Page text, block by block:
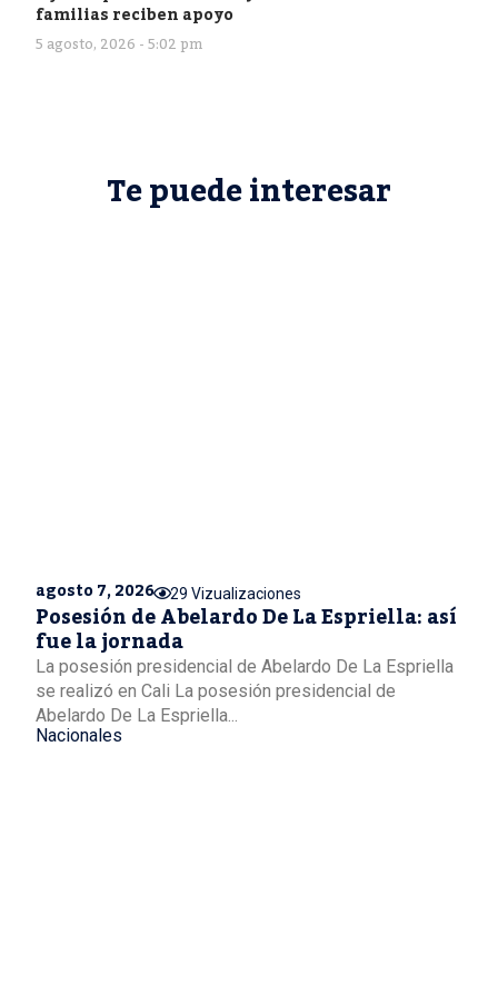
familias reciben apoyo
5 agosto, 2026 - 5:02 pm
Te puede interesar
agosto 7, 2026 29 Vizualizaciones
Posesión de Abelardo De La Espriella: así
fue la jornada
La posesión presidencial de Abelardo De La Espriella
se realizó en Cali La posesión presidencial de
Abelardo De La Espriella...
Nacionales